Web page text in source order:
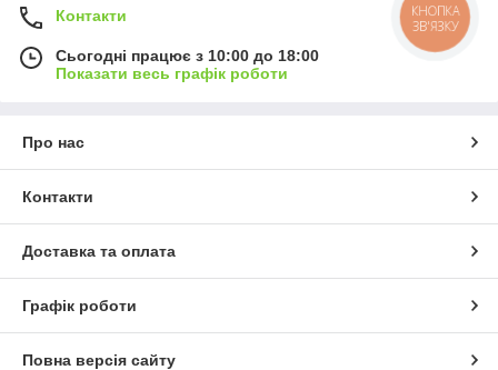
Контакти
Сьогодні працює з 10:00 до 18:00
Показати весь графік роботи
Про нас
Контакти
Доставка та оплата
Графік роботи
Повна версія сайту
КНОПКА
ЗВ'ЯЗКУ